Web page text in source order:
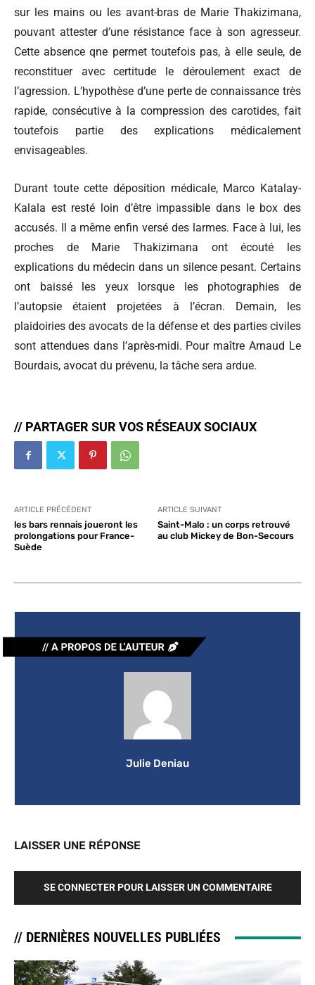
sur les mains ou les avant-bras de Marie Thakizimana,
pouvant attester d’une résistance face à son agresseur.
Cette absence qne permet toutefois pas, à elle seule, de
reconstituer avec certitude le déroulement exact de
l’agression. L’hypothèse d’une perte de connaissance très
rapide, consécutive à la compression des carotides, fait
toutefois partie des explications médicalement
envisageables.
Durant toute cette déposition médicale, Marco Katalay-
Kalala est resté loin d’être impassible dans le box des
accusés. Il a même enfin versé des larmes. Face à lui, les
proches de Marie Thakizimana ont écouté les
explications du médecin dans un silence pesant. Certains
ont baissé les yeux lorsque les photographies de
l’autopsie étaient projetées à l’écran. Demain, les
plaidoiries des avocats de la défense et des parties civiles
sont attendues dans l’après-midi. Pour maître Arnaud Le
Bourdais, avocat du prévenu, la tâche sera ardue.
// PARTAGER SUR VOS RÉSEAUX SOCIAUX
ARTICLE PRÉCÉDENT
les bars rennais joueront les
prolongations pour France-
Suède
ARTICLE SUIVANT
Saint-Malo : un corps retrouvé
au club Mickey de Bon-Secours
Julie Deniau
LAISSER UNE RÉPONSE
SE CONNECTER POUR LAISSER UN COMMENTAIRE
// DERNIÈRES NOUVELLES PUBLIÉES